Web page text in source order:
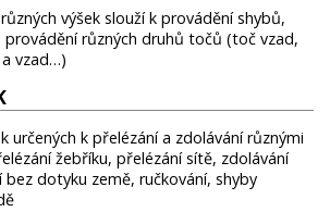
výšek slouží k provádění shybů,
provádění různých druhů točů (toč vzad,
vzad…)
určených k přelézání a zdolávání různými
žebříku, přelézání sítě, zdolávání
bez dotyku země, ručkování, shyby